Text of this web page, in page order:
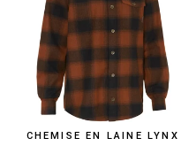
CHEMISE EN LAINE LYNX